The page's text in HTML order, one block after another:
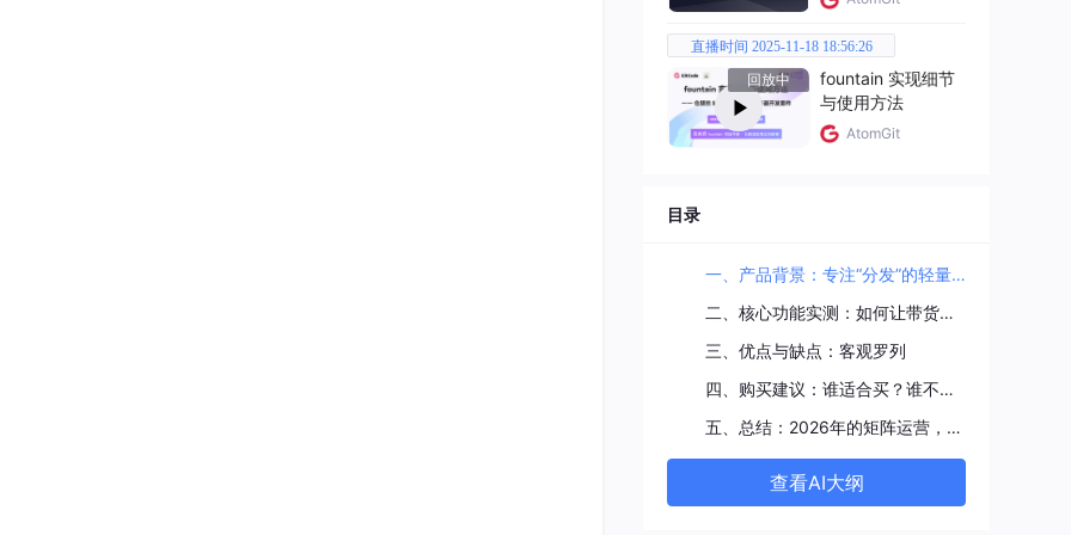
直播时间 2025-11-18 18:56:26
回放中
fountain 实现细节
与使用方法
AtomGit
目录
一、产品背景：专注“分发”的轻量级工具
二、核心功能实测：如何让带货转化率翻倍？
三、优点与缺点：客观罗列
四、购买建议：谁适合买？谁不适合？
五、总结：2026年的矩阵运营，效率决定转化
查看AI大纲